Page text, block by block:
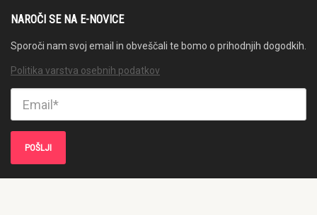
NAROČI SE NA E-NOVICE
Sporoči nam svoj email in obveščali te bomo o prihodnjih dogodkih.
Politika varstva osebnih podatkov